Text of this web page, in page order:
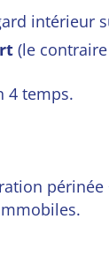
intérieur
(le
4 temps.